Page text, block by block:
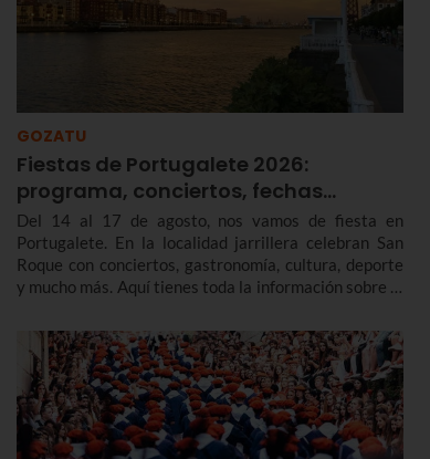
GOZATU
Fiestas de Portugalete 2026:
programa, conciertos, fechas…
Del 14 al 17 de agosto, nos vamos de fiesta en
Portugalete. En la localidad jarrillera celebran San
Roque con conciertos, gastronomía, cultura, deporte
y mucho más. Aquí tienes toda la información sobre el
de las prefiestas, que empiezan varios días antes.